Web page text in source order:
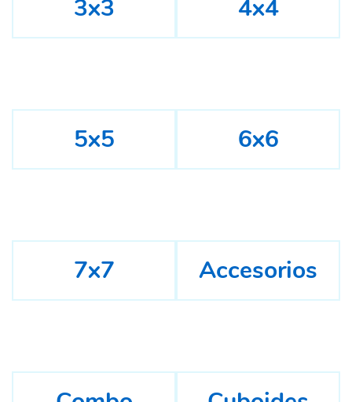
3x3 4x4
5x5 6x6
7x7 Accesorios